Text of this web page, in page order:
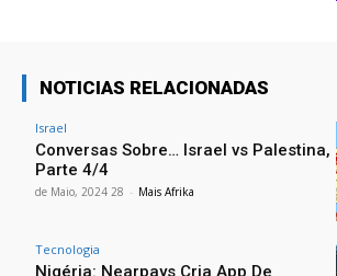
NOTICIAS RELACIONADAS
Israel
Conversas Sobre… Israel vs Palestina,
Parte 4/4
Mais Afrika
-
28 de Maio, 2024
Tecnologia